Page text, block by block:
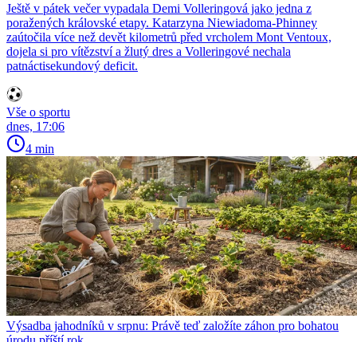
Ještě v pátek večer vypadala Demi Volleringová jako jedna z
poražených královské etapy. Katarzyna Niewiadoma-Phinney
zaútočila více než devět kilometrů před vrcholem Mont Ventoux,
dojela si pro vítězství a žlutý dres a Volleringové nechala
patnáctisekundový deficit.
Vše o sportu
dnes, 17:06
4 min
Výsadba jahodníků v srpnu: Právě teď založíte záhon pro bohatou